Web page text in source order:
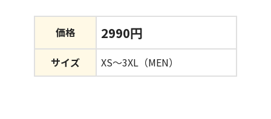
価格 2990円
サイズ XS～3XL（MEN）